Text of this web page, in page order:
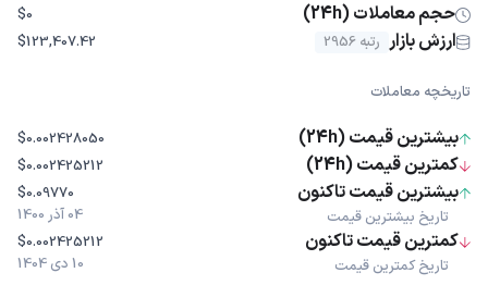
حجم معاملات (24h) $0
ارزش بازار رتبه 2956 $123,407.42
تاریخچه معاملات
بیشترین قیمت (24h) $0.002428050
کمترین قیمت (24h) $0.002425212
بیشترین قیمت تاکنون
تاریخ بیشترین قیمت
$0.09770
04 آذر 1400
کمترین قیمت تاکنون
تاریخ کمترین قیمت
$0.002425212
10 دی 1404